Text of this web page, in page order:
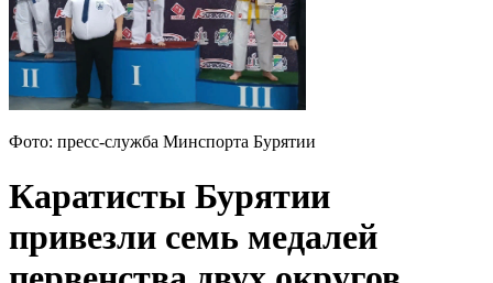
Фото: пресс-служба Минспорта Бурятии
Каратисты Бурятии
привезли семь медалей